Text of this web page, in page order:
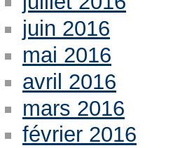
juin 2016
mai 2016
avril 2016
mars 2016
février 2016